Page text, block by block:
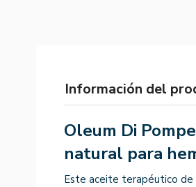
Información del
Oleum Di
natural para
Este aceite terapéutico de